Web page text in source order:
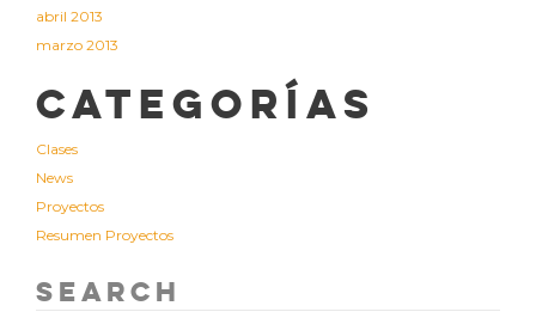
abril 2013
marzo 2013
Categorías
Clases
News
Proyectos
Resumen Proyectos
Search